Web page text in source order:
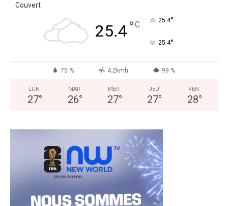
Couvert
25.4°C 25.4°
25.4°
75 % 4.2kmh 99 %
LUN
27°
MAR
26°
MER
27°
JEU
27°
VEN
28°